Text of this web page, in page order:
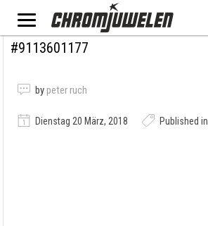
#9113601177
by peter ruch
Dienstag 20 März, 2018 Published in